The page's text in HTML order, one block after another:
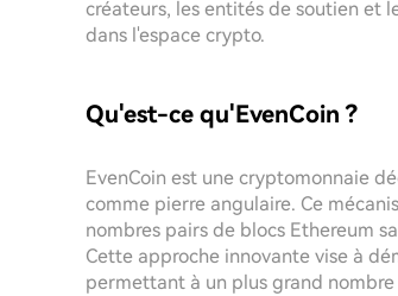
créateurs, les entités de soutien et
dans l'espace crypto.
Qu'est-ce qu'EvenCoin ?
EvenCoin est une cryptomonnaie
comme pierre angulaire. Ce
nombres pairs de blocs Ethereum
Cette approche innovante vise à
permettant à un plus grand